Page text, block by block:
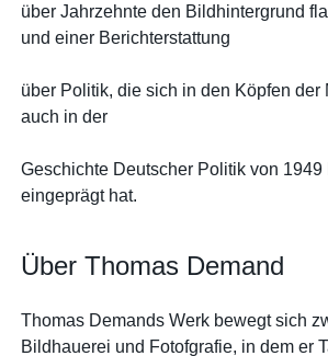
über Jahrzehnte den Bildhintergrund
und einer Berichterstattung
über Politik, die sich in den Köpfen der
auch in der
Geschichte Deutscher Politik von 1949
eingeprägt hat.
Über Thomas Demand
Thomas Demands Werk bewegt sich
Bildhauerei und Fotofgrafie, in dem er